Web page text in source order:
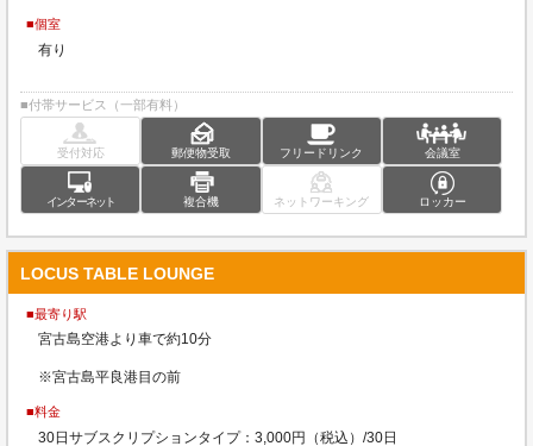
■個室
有り
■付帯サービス（一部有料）
受付対応 郵便物受取 フリードリンク 会議室
インターネット 複合機 ネットワーキング ロッカー
LOCUS TABLE LOUNGE
■最寄り駅
宮古島空港より車で約10分
※宮古島平良港目の前
■料金
30日サブスクリプションタイプ：3,000円（税込）/30日